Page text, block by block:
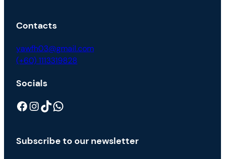
Contacts
yawfh03@gmail.com
(+60) 1113319828
Socials
Facebook InstagramTikTok WhatsApp
Subscribe to our newsletter